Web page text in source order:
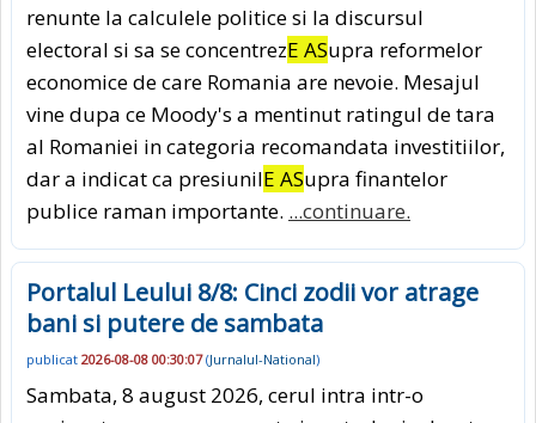
renunte la calculele politice si la discursul
electoral si sa se concentrezE ASupra reformelor
economice de care Romania are nevoie. Mesajul
vine dupa ce Moody's a mentinut ratingul de tara
al Romaniei in categoria recomandata investitiilor,
dar a indicat ca presiunilE ASupra finantelor
publice raman importante. ...continuare.
Portalul Leului 8/8: Cinci zodii vor atrage
bani si putere de sambata
publicat 2026-08-08 00:30:07(Jurnalul-National)
Sambata, 8 august 2026, cerul intra intr-o